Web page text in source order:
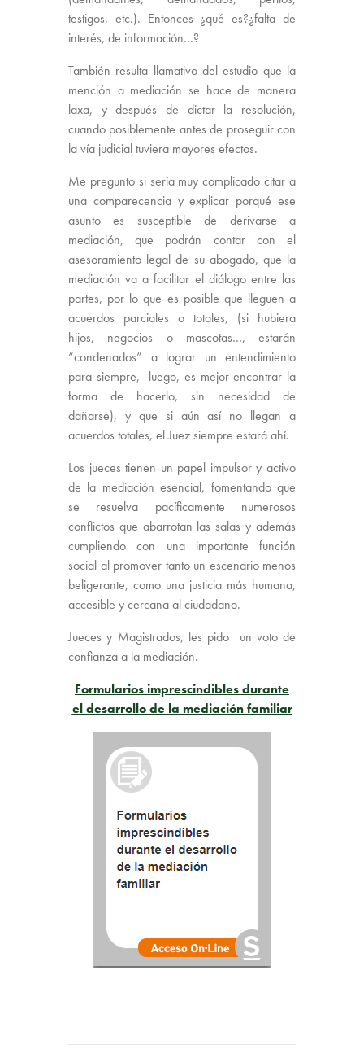
testigos, etc.). Entonces ¿qué es?¿falta de
interés, de información…?
También resulta llamativo del estudio que la
mención a mediación se hace de manera
laxa, y después de dictar la resolución,
cuando posiblemente antes de proseguir con
la vía judicial tuviera mayores efectos.
Me pregunto si sería muy complicado citar a
una comparecencia y explicar porqué ese
asunto es susceptible de derivarse a
mediación, que podrán contar con el
asesoramiento legal de su abogado, que la
mediación va a facilitar el diálogo entre las
partes, por lo que es posible que lleguen a
acuerdos parciales o totales, (si hubiera
hijos, negocios o mascotas…, estarán
“condenados” a lograr un entendimiento
para siempre, luego, es mejor encontrar la
forma de hacerlo, sin necesidad de
dañarse), y que si aún así no llegan a
acuerdos totales, el Juez siempre estará ahí.
Los jueces tienen un papel impulsor y activo
de la mediación esencial, fomentando que
se resuelva pacíficamente numerosos
conflictos que abarrotan las salas y además
cumpliendo con una importante función
social al promover tanto un escenario menos
beligerante, como una justicia más humana,
accesible y cercana al ciudadano.
Jueces y Magistrados, les pido un voto de
confianza a la mediación.
Formularios imprescindibles durante
el desarrollo de la mediación familiar